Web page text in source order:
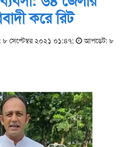
করে রিট
৮ সেপ্টেম্বর ২০২১ ০১:৪৭;
আপডেট: ৮